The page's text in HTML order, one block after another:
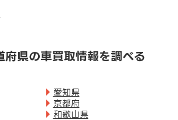
府県の車買取情報を調べる
愛知県
京都府
和歌山県